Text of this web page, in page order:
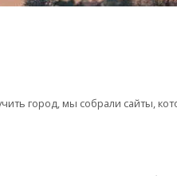
город, мы собрали сайты,